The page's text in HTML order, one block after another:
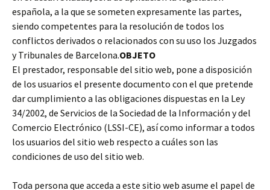
española, a la que se someten expresamente las partes,
siendo competentes para la resolución de todos los
conflictos derivados o relacionados con su uso los Juzgados
y Tribunales de Barcelona.OBJETO
El prestador, responsable del sitio web, pone a disposición
de los usuarios el presente documento con el que pretende
dar cumplimiento a las obligaciones dispuestas en la Ley
34/2002, de Servicios de la Sociedad de la Información y del
Comercio Electrónico (LSSI-CE), así como informar a todos
los usuarios del sitio web respecto a cuáles son las
condiciones de uso del sitio web.
Toda persona que acceda a este sitio web asume el papel de